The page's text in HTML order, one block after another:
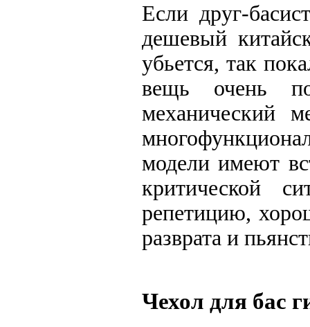
Если друг-
дешевый
убьется, так
вещь очень
механический
модели имеют
критической
репетицию,
разврата и
Чехол для бас